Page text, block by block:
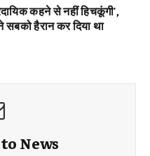
कहने से नहीं हिचकूंगी',
हैरान कर दिया था
News